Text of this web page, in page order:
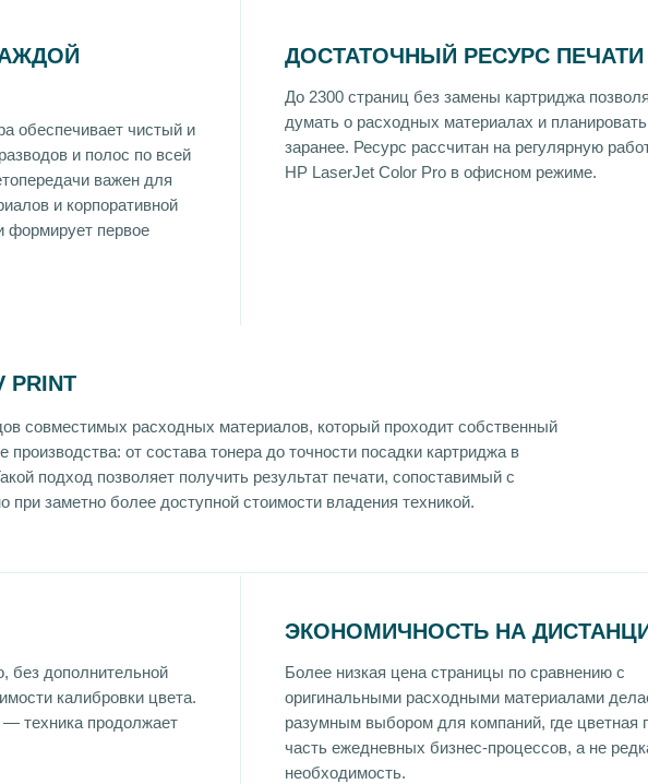
обеспечивает чистый и
и полос по всей
важен для
и корпоративной
формирует первое
ДОСТАТОЧНЫЙ РЕСУРС ПЕЧАТИ
До 2300 страниц без замены картриджа
думать о расходных материалах и планировать
заранее. Ресурс рассчитан на регулярную
HP LaserJet Color Pro в офисном режиме.
совместимых расходных материалов, который проходит собственный
производства: от состава тонера до точности посадки картриджа в
подход позволяет получить результат печати, сопоставимый с
при заметно более доступной стоимости владения техникой.
без дополнительной
калибровки цвета.
— техника продолжает
ЭКОНОМИЧНОСТЬ НА
Более низкая цена страницы по сравнению с
оригинальными расходными материалами
разумным выбором для компаний, где цветная
часть ежедневных бизнес-процессов, а не
необходимость.